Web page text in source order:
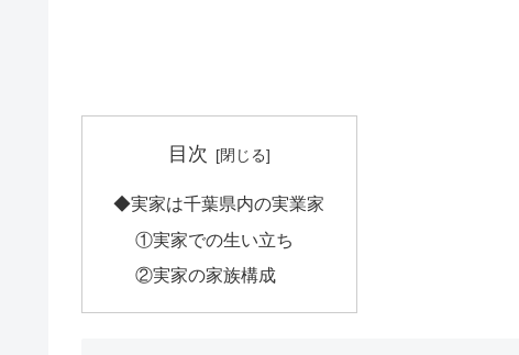
目次
◆実家は千葉県内の実業家
①実家での生い立ち
②実家の家族構成